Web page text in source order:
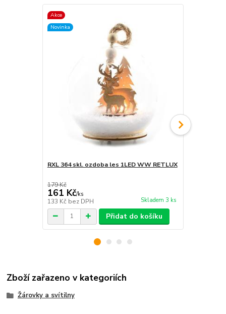
Akce
Novinka
RXL 364 skl. ozdoba les 1LED WW RETLUX
179 Kč
161 Kč/ks
133 Kč bez DPH Skladem 3 ks
Přidat do košíku
Zboží zařazeno v kategoriích
Žárovky a svítilny